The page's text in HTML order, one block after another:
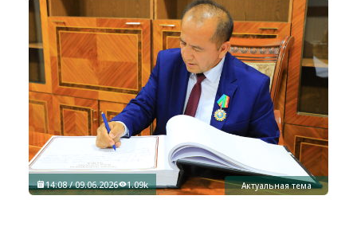
Актуальная тема
14:08 / 09.06.2026 1.09k